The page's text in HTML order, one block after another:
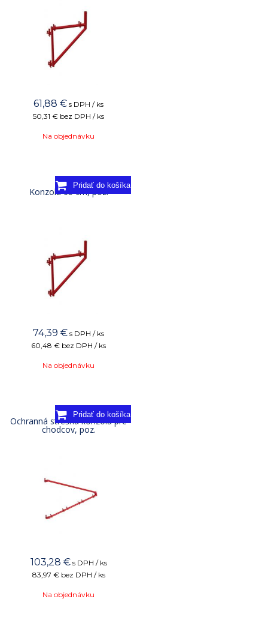
61,88 € s DPH / ks
50,31 € bez DPH / ks
Na objednávku
Konzola 65 cm, poz.
74,39 € s DPH / ks
60,48 € bez DPH / ks
Na objednávku
Ochranná strešná konzola pre
chodcov, poz.
103,28 € s DPH / ks
83,97 € bez DPH / ks
Na objednávku